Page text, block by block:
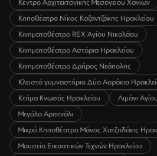
Κέντρο Αρχιτεκτονικής Μεσογείου Χανίων
Κηποθέατρο Νίκος Καζαντζάκης Ηρακλείου
Κινηματοθέατρο REX Αγίου Νικολάου
Κινηματοθέατρο Αστόρια Ηρακλείου
Κινηματοθέατρο Δρήρος Νεάπολης
Κλειστό γυμναστήριο Δύο Αοράκια
Κτήμα Κνωσός Ηρακλείου
Λιμάνι
Μεγάλο Αρσενάλι
Μικρό Κηποθέατρο Μάνος Χατζηδάκις
Μουσείο Εικαστικών Τεχνών Ηρακλείου